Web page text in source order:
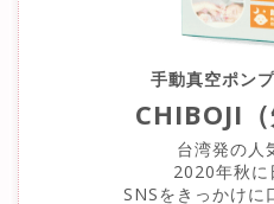
手動真空ポン
CHIBOJI
台湾発の人
2020年秋に
SNSをきっかけに